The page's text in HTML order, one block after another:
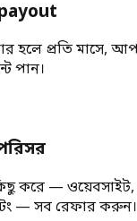
হলে প্রতি মাসে,
পান।
করে —
— সব রেফার করুন।